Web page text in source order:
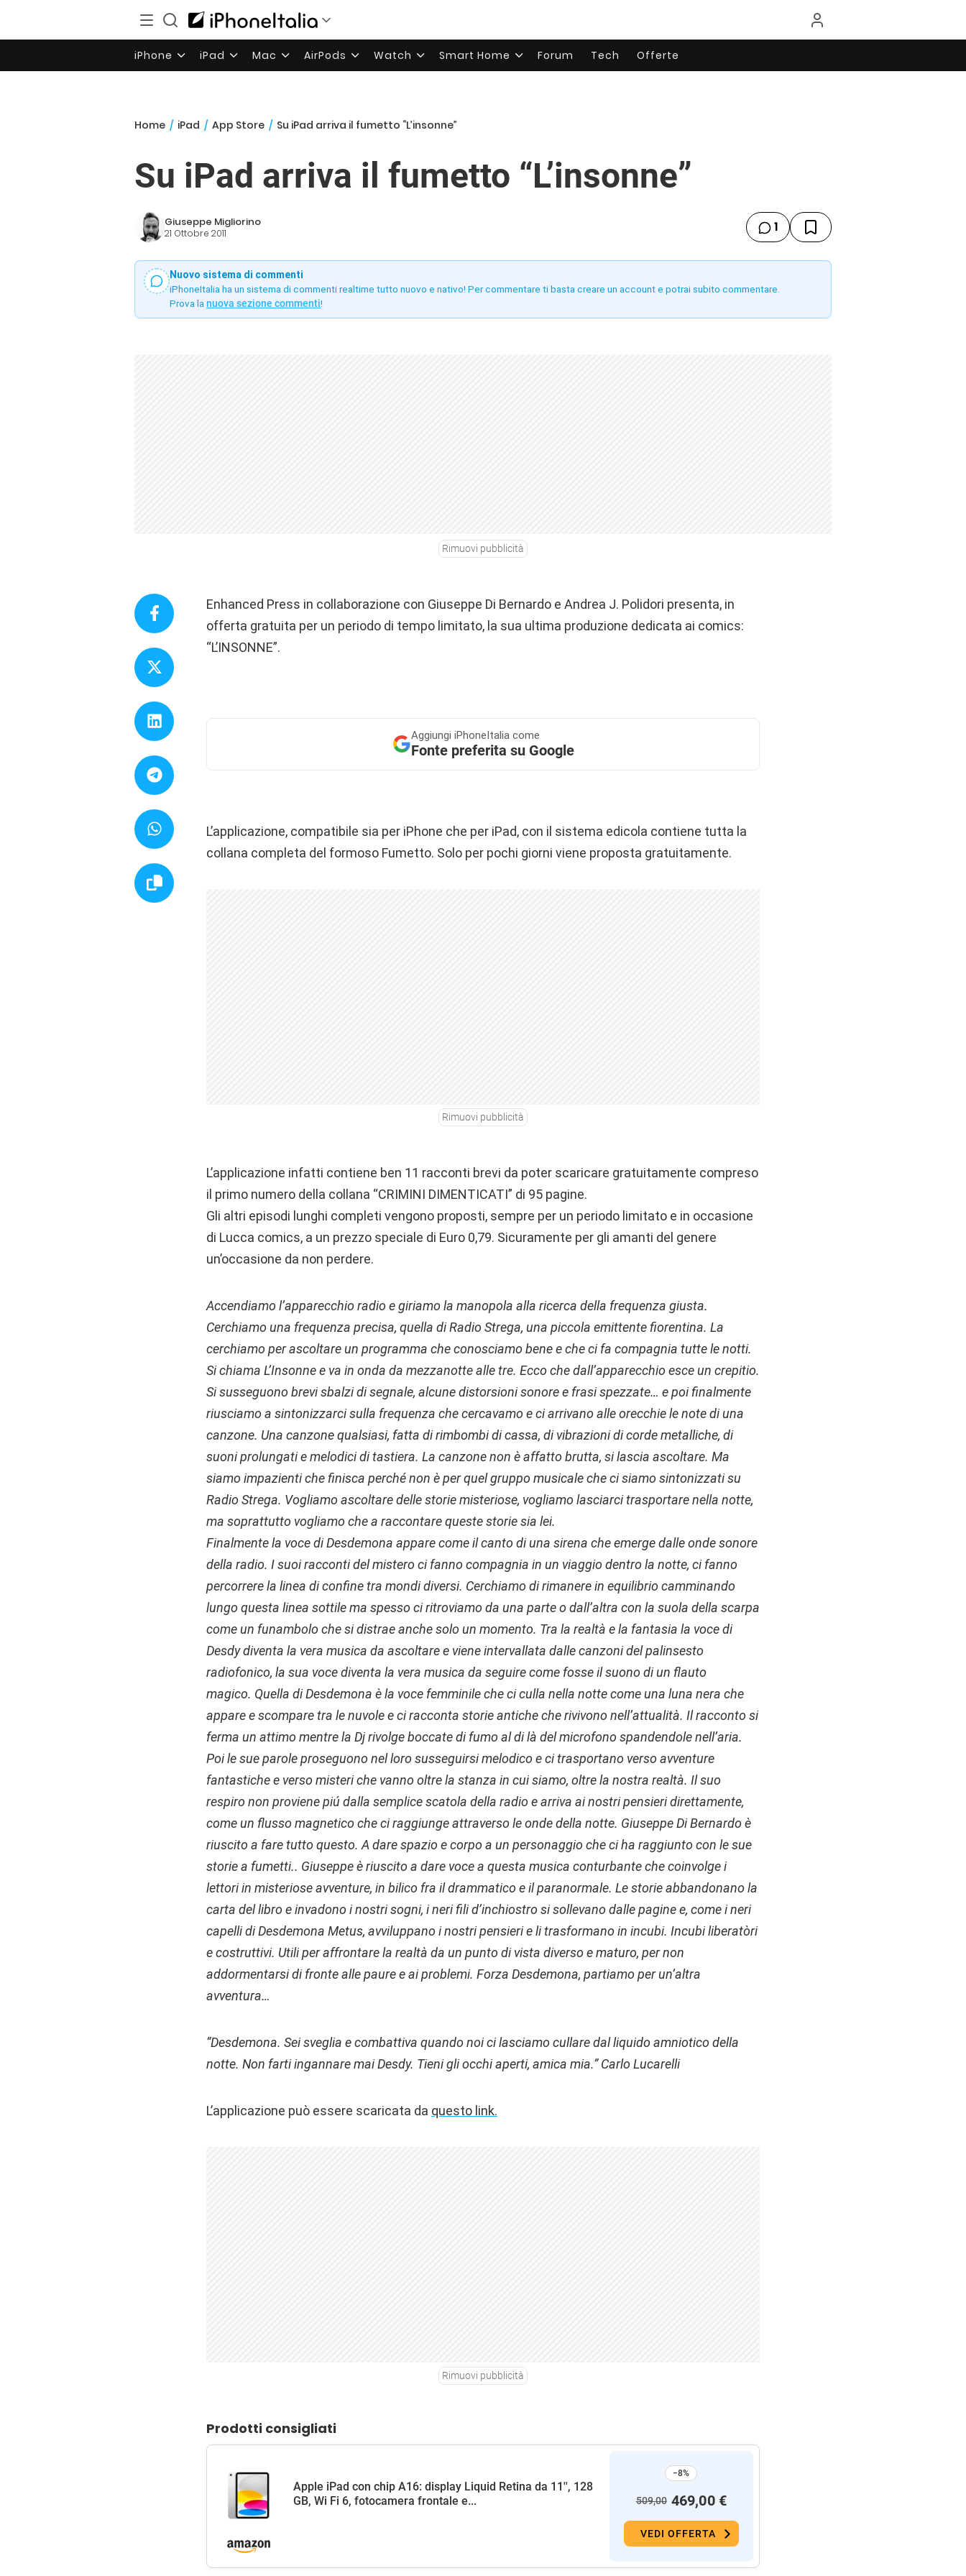
iPhone iPad Mac AirPods Watch Smart Home Forum Tech Offerte
Home / iPad / App Store / Su iPad arriva il fumetto “L’insonne”
Su iPad arriva il fumetto “L’insonne”
Giuseppe Migliorino
21 Ottobre 2011 1
Nuovo sistema di commenti
iPhoneItalia ha un sistema di commenti realtime tutto nuovo e nativo! Per commentare ti basta creare un account e potrai subito commentare.
Prova la nuova sezione commenti!
Rimuovi pubblicità
Enhanced Press in collaborazione con Giuseppe Di Bernardo e Andrea J. Polidori presenta, in
offerta gratuita per un periodo di tempo limitato, la sua ultima produzione dedicata ai comics:
“L’INSONNE”.
Aggiungi iPhoneItalia come
Fonte preferita su Google
L’applicazione, compatibile sia per iPhone che per iPad, con il sistema edicola contiene tutta la
collana completa del formoso Fumetto. Solo per pochi giorni viene proposta gratuitamente.
Rimuovi pubblicità
L’applicazione infatti contiene ben 11 racconti brevi da poter scaricare gratuitamente compreso
il primo numero della collana “CRIMINI DIMENTICATI” di 95 pagine.
Gli altri episodi lunghi completi vengono proposti, sempre per un periodo limitato e in occasione
di Lucca comics, a un prezzo speciale di Euro 0,79. Sicuramente per gli amanti del genere
un’occasione da non perdere.
Accendiamo l’apparecchio radio e giriamo la manopola alla ricerca della frequenza giusta.
Cerchiamo una frequenza precisa, quella di Radio Strega, una piccola emittente fiorentina. La
cerchiamo per ascoltare un programma che conosciamo bene e che ci fa compagnia tutte le notti.
Si chiama L’Insonne e va in onda da mezzanotte alle tre. Ecco che dall’apparecchio esce un crepitio.
Si susseguono brevi sbalzi di segnale, alcune distorsioni sonore e frasi spezzate… e poi finalmente
riusciamo a sintonizzarci sulla frequenza che cercavamo e ci arrivano alle orecchie le note di una
canzone. Una canzone qualsiasi, fatta di rimbombi di cassa, di vibrazioni di corde metalliche, di
suoni prolungati e melodici di tastiera. La canzone non è affatto brutta, si lascia ascoltare. Ma
siamo impazienti che finisca perché non è per quel gruppo musicale che ci siamo sintonizzati su
Radio Strega. Vogliamo ascoltare delle storie misteriose, vogliamo lasciarci trasportare nella notte,
ma soprattutto vogliamo che a raccontare queste storie sia lei.
Finalmente la voce di Desdemona appare come il canto di una sirena che emerge dalle onde sonore
della radio. I suoi racconti del mistero ci fanno compagnia in un viaggio dentro la notte, ci fanno
percorrere la linea di confine tra mondi diversi. Cerchiamo di rimanere in equilibrio camminando
lungo questa linea sottile ma spesso ci ritroviamo da una parte o dall’altra con la suola della scarpa
come un funambolo che si distrae anche solo un momento. Tra la realtà e la fantasia la voce di
Desdy diventa la vera musica da ascoltare e viene intervallata dalle canzoni del palinsesto
radiofonico, la sua voce diventa la vera musica da seguire come fosse il suono di un flauto
magico. Quella di Desdemona è la voce femminile che ci culla nella notte come una luna nera che
appare e scompare tra le nuvole e ci racconta storie antiche che rivivono nell’attualità. Il racconto si
ferma un attimo mentre la Dj rivolge boccate di fumo al di là del microfono spandendole nell’aria.
Poi le sue parole proseguono nel loro susseguirsi melodico e ci trasportano verso avventure
fantastiche e verso misteri che vanno oltre la stanza in cui siamo, oltre la nostra realtà. Il suo
respiro non proviene piú dalla semplice scatola della radio e arriva ai nostri pensieri direttamente,
come un flusso magnetico che ci raggiunge attraverso le onde della notte. Giuseppe Di Bernardo è
riuscito a fare tutto questo. A dare spazio e corpo a un personaggio che ci ha raggiunto con le sue
storie a fumetti.. Giuseppe è riuscito a dare voce a questa musica conturbante che coinvolge i
lettori in misteriose avventure, in bilico fra il drammatico e il paranormale. Le storie abbandonano la
carta del libro e invadono i nostri sogni, i neri fili d’inchiostro si sollevano dalle pagine e, come i neri
capelli di Desdemona Metus, avviluppano i nostri pensieri e li trasformano in incubi. Incubi liberatòri
e costruttivi. Utili per affrontare la realtà da un punto di vista diverso e maturo, per non
addormentarsi di fronte alle paure e ai problemi. Forza Desdemona, partiamo per un’altra
avventura…
“Desdemona. Sei sveglia e combattiva quando noi ci lasciamo cullare dal liquido amniotico della
notte. Non farti ingannare mai Desdy. Tieni gli occhi aperti, amica mia.” Carlo Lucarelli
L’applicazione può essere scaricata da questo link.
Rimuovi pubblicità
Prodotti consigliati
Apple iPad con chip A16: display Liquid Retina da 11'', 128
GB, Wi Fi 6, fotocamera frontale e...
−8%
509,00 469,00 €
VEDI OFFERTA